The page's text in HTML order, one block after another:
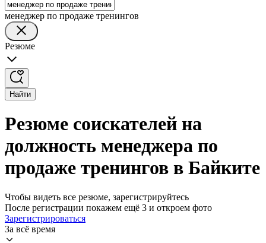
менеджер по продаже тренингов
Резюме
Найти
Резюме соискателей на
должность менеджера по
продаже тренингов в Байките
Чтобы видеть все резюме, зарегистрируйтесь
После регистрации покажем ещё 3 и откроем фото
Зарегистрироваться
За всё время